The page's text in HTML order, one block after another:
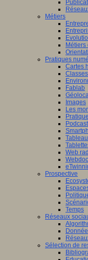
Métiers
Pratiques
Cartes
Fablab
Images
Les
Web
Prospective
Temps
Réseaux
Sélection de